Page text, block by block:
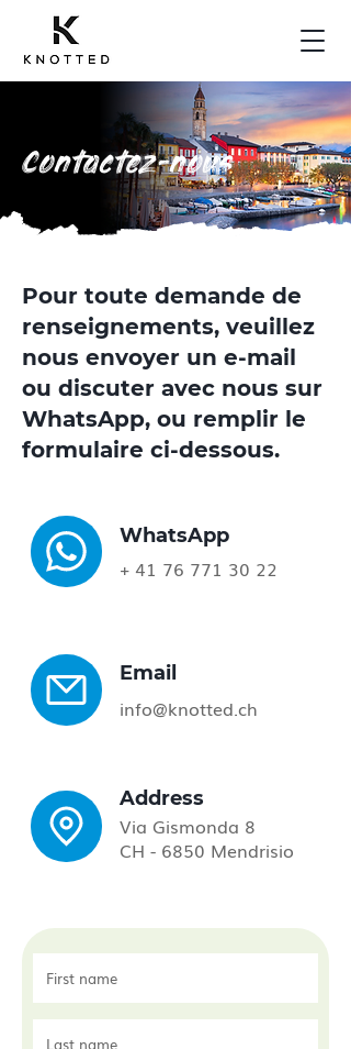
Contactez-nous
Pour toute demande de
renseignements, veuillez
nous envoyer un e-mail
ou discuter avec nous sur
WhatsApp, ou remplir le
formulaire ci-dessous.
WhatsApp
+ 41 76 771 30 22
Email
info@knotted.ch
Address
Via Gismonda 8
CH - 6850 Mendrisio